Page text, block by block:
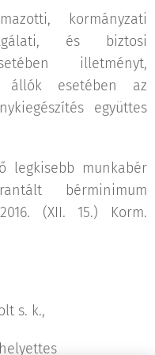
kormányzati
és biztosi
illetményt,
állók esetében az
együttes
legkisebb munkabér
bérminimum
(XII. 15.) Korm.
s. k.,